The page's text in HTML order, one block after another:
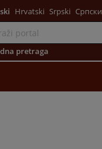
Hrvatski Srpski Српски
pretraga